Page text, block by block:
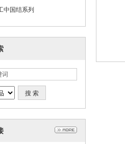
中国结系列